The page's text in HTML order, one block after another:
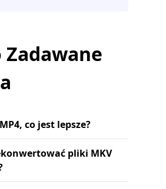
Zadawane
co jest lepsze?
pliki MKV